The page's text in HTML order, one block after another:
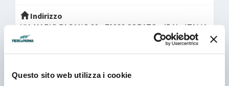
Questo sito web utilizza i cookie
Indirizzo
VIA MARIO PAGANO 20 - 70033 CORATO - (BA) - ITALIA
+393491471173